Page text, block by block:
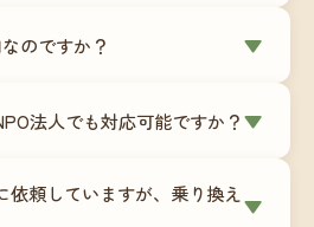
さまにご利用いただいていま
ご用意しています。事業計画の段
ます。
のですか？ ▼
。そのため、決算時に追加の作
金体系を実現しています。年間
かるので、資金繰りの見通しも
法人でも対応可能ですか？▼
計基準や監査要件が異なるた
依頼していますが、乗り換え ▼